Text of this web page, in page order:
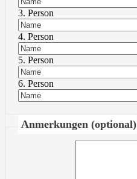
3. Person
4. Person
5. Person
6. Person
Anmerkungen (optional)